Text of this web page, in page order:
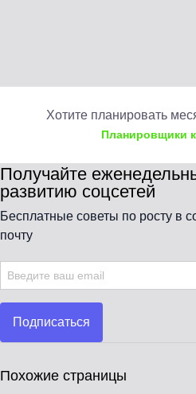
Хотите планировать
Планировщики
Получайте
развитию соцсетей
Бесплатные советы по росту в
почту
Подписаться
Похожие страницы